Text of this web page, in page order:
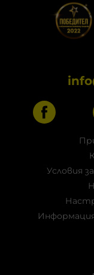
Условия